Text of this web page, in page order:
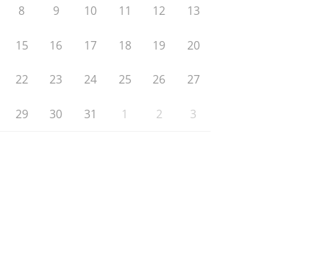
8 9 10 11 12 13
15 16 17 18 19 20
22 23 24 25 26 27
29 30 31 1 2 3